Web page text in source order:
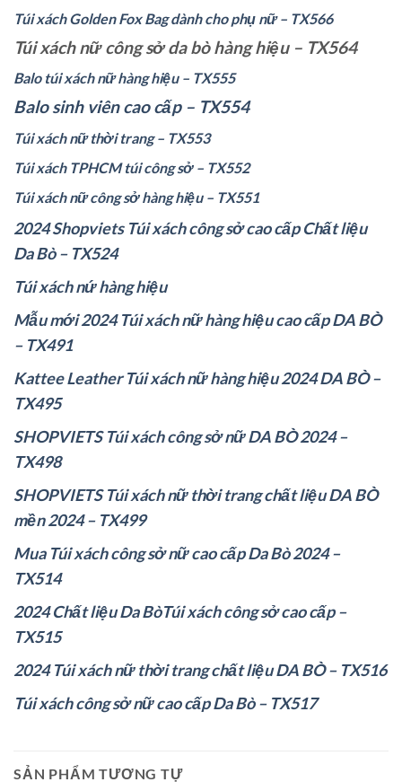
Túi xách Golden Fox Bag dành cho phụ nữ – TX566
Túi xách nữ công sở da bò hàng hiệu – TX564
Balo túi xách nữ hàng hiệu – TX555
Balo sinh viên cao cấp – TX554
Túi xách nữ thời trang – TX553
Túi xách TPHCM túi công sở – TX552
Túi xách nữ công sở hàng hiệu – TX551
2024 Shopviets Túi xách công sở cao cấp Chất liệu
Da Bò – TX524
Túi xách nứ hàng hiệu
Mẫu mới 2024 Túi xách nữ hàng hiệu cao cấp DA BÒ
– TX491
Kattee Leather Túi xách nữ hàng hiệu 2024 DA BÒ –
TX495
SHOPVIETS Túi xách công sở nữ DA BÒ 2024 –
TX498
SHOPVIETS Túi xách nữ thời trang chất liệu DA BÒ
mền 2024 – TX499
Mua Túi xách công sở nữ cao cấp Da Bò 2024 –
TX514
2024 Chất liệu Da BòTúi xách công sở cao cấp –
TX515
2024 Túi xách nữ thời trang chất liệu DA BÒ – TX516
Túi xách công sở nữ cao cấp Da Bò – TX517
SẢN PHẨM TƯƠNG TỰ